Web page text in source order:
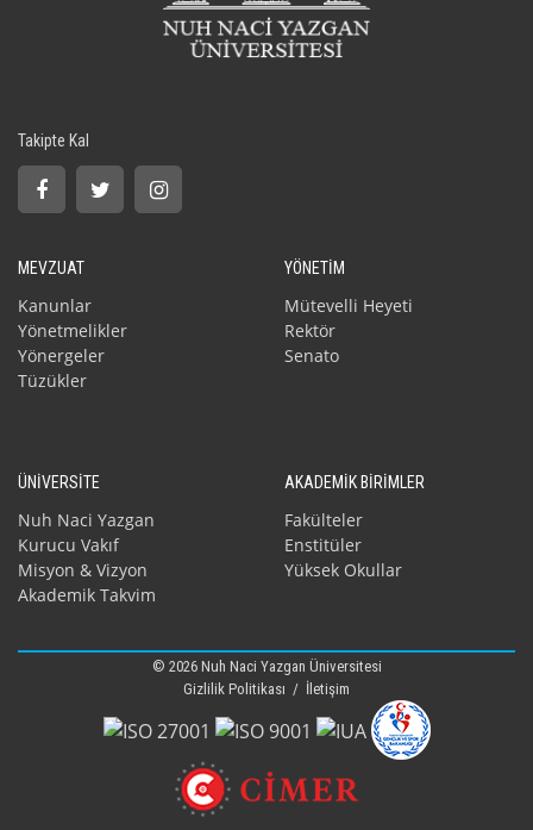
Takipte Kal
MEVZUAT
Kanunlar
Yönetmelikler
Yönergeler
Tüzükler
YÖNETİM
Mütevelli Heyeti
Rektör
Senato
ÜNİVERSİTE
Nuh Naci Yazgan
Kurucu Vakıf
Misyon & Vizyon
Akademik Takvim
AKADEMİK BİRİMLER
Fakülteler
Enstitüler
Yüksek Okullar
© 2026 Nuh Naci Yazgan Üniversitesi
Gizlilik Politikası / İletişim